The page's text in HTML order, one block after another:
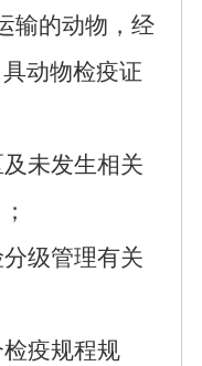
输的动物，经
动物检疫证
及未发生相关
分级管理有关
检疫规程规